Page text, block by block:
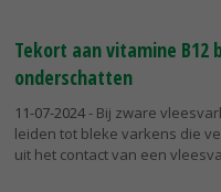
Tekort aan vitamine B12
onderschatten
11-07-2024- Bij zware
leiden tot bleke varkens die
uit het contact van een